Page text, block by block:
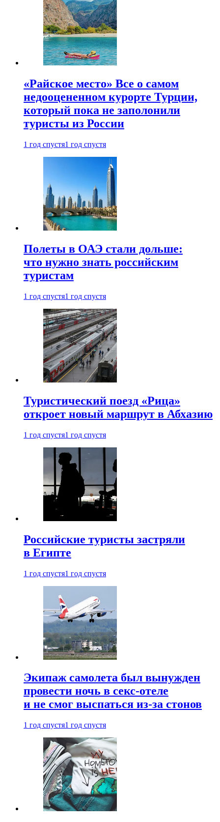
«Райское место» Все о самом
недооцененном курорте Турции,
который пока не заполонили
туристы из России
1 год спустя1 год спустя
Полеты в ОАЭ стали дольше:
что нужно знать российским
туристам
1 год спустя1 год спустя
Туристический поезд «Рица»
откроет новый маршрут в Абхазию
1 год спустя1 год спустя
Российские туристы застряли
в Египте
1 год спустя1 год спустя
Экипаж самолета был вынужден
провести ночь в секс-отеле
и не смог выспаться из-за стонов
1 год спустя1 год спустя